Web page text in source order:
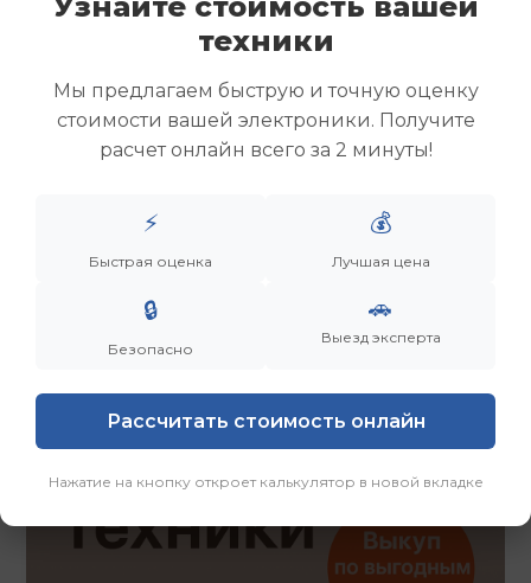
Скупка ноутбуков
Скупка ультрабуков
Скупка рабочих ноутбуков
Скупка старых ноутбуков (б/у)
Скупка внешних жестких дисков
Заказать Смотреть еще
техники
Мы предлагаем быструю и точную оценку
стоимости вашей электроники. Получите
расчет онлайн всего за 2 минуты!
⚡
Быстрая оценка
💰
Лучшая цена
🔒
Безопасно
🚗
Выезд эксперта
Рассчитать стоимость онлайн
Нажатие на кнопку откроет калькулятор в новой вкладке